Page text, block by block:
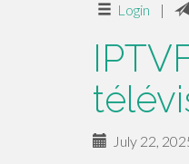
Login |
July 22,